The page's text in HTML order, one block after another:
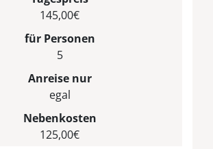
145,00€
für Personen
5
Anreise nur
egal
Nebenkosten
125,00€